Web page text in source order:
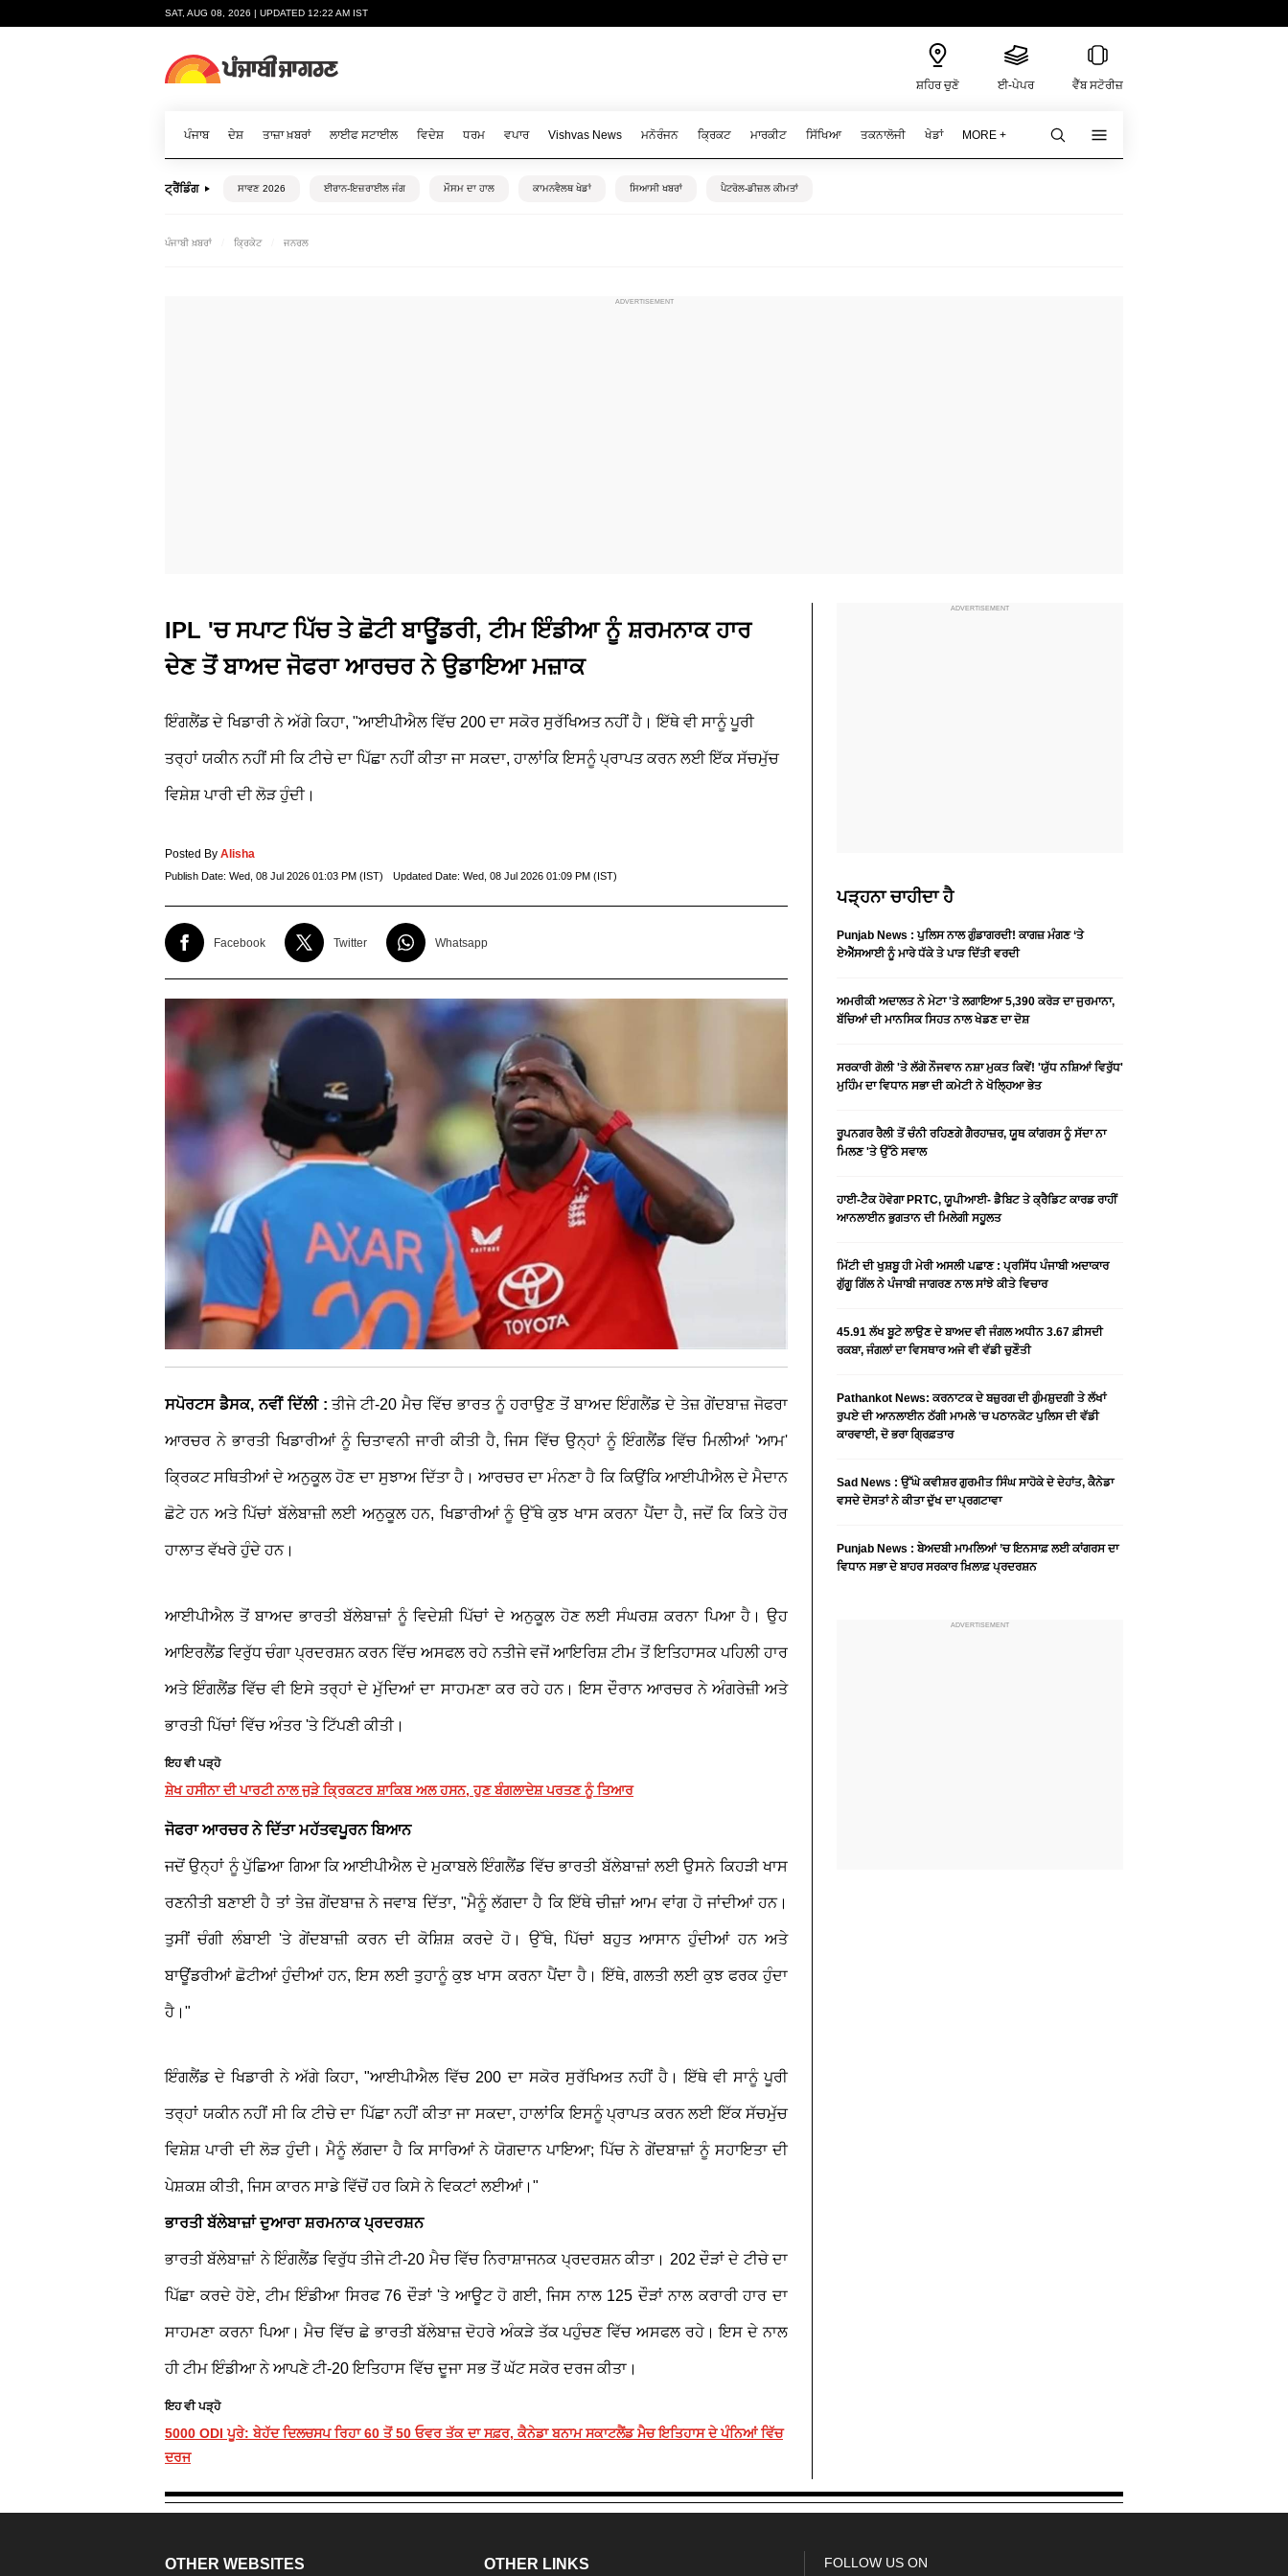
SAT, AUG 08, 2026 | UPDATED 12:22 AM IST
ਸ਼ਹਿਰ ਚੁਣੋ ਈ-ਪੇਪਰ ਵੈੱਬ ਸਟੋਰੀਜ਼
ਪੰਜਾਬ ਦੇਸ਼ ਤਾਜ਼ਾ ਖ਼ਬਰਾਂ ਲਾਈਫ ਸਟਾਈਲ ਵਿਦੇਸ਼ ਧਰਮ ਵਪਾਰ Vishvas News ਮਨੋਰੰਜਨ ਕ੍ਰਿਕਟ ਮਾਰਕੀਟ ਸਿੱਖਿਆ ਤਕਨਾਲੋਜੀ ਖੇਡਾਂ MORE +
ਟ੍ਰੈਂਡਿੰਗ ਸਾਵਣ 2026 ਈਰਾਨ-ਇਜ਼ਰਾਈਲ ਜੰਗ ਮੌਸਮ ਦਾ ਹਾਲ ਕਾਮਨਵੈਲਥ ਖੇਡਾਂ ਸਿਆਸੀ ਖਬਰਾਂ ਪੈਟਰੋਲ-ਡੀਜ਼ਲ ਕੀਮਤਾਂ
ਪੰਜਾਬੀ ਖ਼ਬਰਾਂ ਕ੍ਰਿਕੇਟ ਜਨਰਲ
IPL 'ਚ ਸਪਾਟ ਪਿੱਚ ਤੇ ਛੋਟੀ ਬਾਊਂਡਰੀ, ਟੀਮ ਇੰਡੀਆ ਨੂੰ ਸ਼ਰਮਨਾਕ ਹਾਰ
ਦੇਣ ਤੋਂ ਬਾਅਦ ਜੋਫਰਾ ਆਰਚਰ ਨੇ ਉਡਾਇਆ ਮਜ਼ਾਕ
ਇੰਗਲੈਂਡ ਦੇ ਖਿਡਾਰੀ ਨੇ ਅੱਗੇ ਕਿਹਾ, "ਆਈਪੀਐਲ ਵਿੱਚ 200 ਦਾ ਸਕੋਰ ਸੁਰੱਖਿਅਤ ਨਹੀਂ ਹੈ। ਇੱਥੇ ਵੀ ਸਾਨੂੰ ਪੂਰੀ
ਤਰ੍ਹਾਂ ਯਕੀਨ ਨਹੀਂ ਸੀ ਕਿ ਟੀਚੇ ਦਾ ਪਿੱਛਾ ਨਹੀਂ ਕੀਤਾ ਜਾ ਸਕਦਾ, ਹਾਲਾਂਕਿ ਇਸਨੂੰ ਪ੍ਰਾਪਤ ਕਰਨ ਲਈ ਇੱਕ ਸੱਚਮੁੱਚ
ਵਿਸ਼ੇਸ਼ ਪਾਰੀ ਦੀ ਲੋੜ ਹੁੰਦੀ।
Posted By Alisha
Publish Date: Wed, 08 Jul 2026 01:03 PM (IST) Updated Date: Wed, 08 Jul 2026 01:09 PM (IST)
Facebook Twitter Whatsapp
ਸਪੋਰਟਸ ਡੈਸਕ, ਨਵੀਂ ਦਿੱਲੀ :ਤੀਜੇ ਟੀ-20 ਮੈਚ ਵਿੱਚ ਭਾਰਤ ਨੂੰ ਹਰਾਉਣ ਤੋਂ ਬਾਅਦ ਇੰਗਲੈਂਡ ਦੇ ਤੇਜ਼ ਗੇਂਦਬਾਜ਼ ਜੋਫਰਾ
ਆਰਚਰ ਨੇ ਭਾਰਤੀ ਖਿਡਾਰੀਆਂ ਨੂੰ ਚਿਤਾਵਨੀ ਜਾਰੀ ਕੀਤੀ ਹੈ, ਜਿਸ ਵਿੱਚ ਉਨ੍ਹਾਂ ਨੂੰ ਇੰਗਲੈਂਡ ਵਿੱਚ ਮਿਲੀਆਂ 'ਆਮ'
ਕ੍ਰਿਕਟ ਸਥਿਤੀਆਂ ਦੇ ਅਨੁਕੂਲ ਹੋਣ ਦਾ ਸੁਝਾਅ ਦਿੱਤਾ ਹੈ। ਆਰਚਰ ਦਾ ਮੰਨਣਾ ਹੈ ਕਿ ਕਿਉਂਕਿ ਆਈਪੀਐਲ ਦੇ ਮੈਦਾਨ
ਛੋਟੇ ਹਨ ਅਤੇ ਪਿੱਚਾਂ ਬੱਲੇਬਾਜ਼ੀ ਲਈ ਅਨੁਕੂਲ ਹਨ, ਖਿਡਾਰੀਆਂ ਨੂੰ ਉੱਥੇ ਕੁਝ ਖਾਸ ਕਰਨਾ ਪੈਂਦਾ ਹੈ, ਜਦੋਂ ਕਿ ਕਿਤੇ ਹੋਰ
ਹਾਲਾਤ ਵੱਖਰੇ ਹੁੰਦੇ ਹਨ।
ਆਈਪੀਐਲ ਤੋਂ ਬਾਅਦ ਭਾਰਤੀ ਬੱਲੇਬਾਜ਼ਾਂ ਨੂੰ ਵਿਦੇਸ਼ੀ ਪਿੱਚਾਂ ਦੇ ਅਨੁਕੂਲ ਹੋਣ ਲਈ ਸੰਘਰਸ਼ ਕਰਨਾ ਪਿਆ ਹੈ। ਉਹ
ਆਇਰਲੈਂਡ ਵਿਰੁੱਧ ਚੰਗਾ ਪ੍ਰਦਰਸ਼ਨ ਕਰਨ ਵਿੱਚ ਅਸਫਲ ਰਹੇ ਨਤੀਜੇ ਵਜੋਂ ਆਇਰਿਸ਼ ਟੀਮ ਤੋਂ ਇਤਿਹਾਸਕ ਪਹਿਲੀ ਹਾਰ
ਅਤੇ ਇੰਗਲੈਂਡ ਵਿੱਚ ਵੀ ਇਸੇ ਤਰ੍ਹਾਂ ਦੇ ਮੁੱਦਿਆਂ ਦਾ ਸਾਹਮਣਾ ਕਰ ਰਹੇ ਹਨ। ਇਸ ਦੌਰਾਨ ਆਰਚਰ ਨੇ ਅੰਗਰੇਜ਼ੀ ਅਤੇ
ਭਾਰਤੀ ਪਿੱਚਾਂ ਵਿੱਚ ਅੰਤਰ 'ਤੇ ਟਿੱਪਣੀ ਕੀਤੀ।
ਇਹ ਵੀ ਪੜ੍ਹੋ
ਸ਼ੇਖ ਹਸੀਨਾ ਦੀ ਪਾਰਟੀ ਨਾਲ ਜੁੜੇ ਕ੍ਰਿਕਟਰ ਸ਼ਾਕਿਬ ਅਲ ਹਸਨ, ਹੁਣ ਬੰਗਲਾਦੇਸ਼ ਪਰਤਣ ਨੂੰ ਤਿਆਰ
ਜੋਫਰਾ ਆਰਚਰ ਨੇ ਦਿੱਤਾ ਮਹੱਤਵਪੂਰਨ ਬਿਆਨ
ਜਦੋਂ ਉਨ੍ਹਾਂ ਨੂੰ ਪੁੱਛਿਆ ਗਿਆ ਕਿ ਆਈਪੀਐਲ ਦੇ ਮੁਕਾਬਲੇ ਇੰਗਲੈਂਡ ਵਿੱਚ ਭਾਰਤੀ ਬੱਲੇਬਾਜ਼ਾਂ ਲਈ ਉਸਨੇ ਕਿਹੜੀ ਖਾਸ
ਰਣਨੀਤੀ ਬਣਾਈ ਹੈ ਤਾਂ ਤੇਜ਼ ਗੇਂਦਬਾਜ਼ ਨੇ ਜਵਾਬ ਦਿੱਤਾ, "ਮੈਨੂੰ ਲੱਗਦਾ ਹੈ ਕਿ ਇੱਥੇ ਚੀਜ਼ਾਂ ਆਮ ਵਾਂਗ ਹੋ ਜਾਂਦੀਆਂ ਹਨ।
ਤੁਸੀਂ ਚੰਗੀ ਲੰਬਾਈ 'ਤੇ ਗੇਂਦਬਾਜ਼ੀ ਕਰਨ ਦੀ ਕੋਸ਼ਿਸ਼ ਕਰਦੇ ਹੋ। ਉੱਥੇ, ਪਿੱਚਾਂ ਬਹੁਤ ਆਸਾਨ ਹੁੰਦੀਆਂ ਹਨ ਅਤੇ
ਬਾਊਂਡਰੀਆਂ ਛੋਟੀਆਂ ਹੁੰਦੀਆਂ ਹਨ, ਇਸ ਲਈ ਤੁਹਾਨੂੰ ਕੁਝ ਖਾਸ ਕਰਨਾ ਪੈਂਦਾ ਹੈ। ਇੱਥੇ, ਗਲਤੀ ਲਈ ਕੁਝ ਫਰਕ ਹੁੰਦਾ
ਹੈ।"
ਇੰਗਲੈਂਡ ਦੇ ਖਿਡਾਰੀ ਨੇ ਅੱਗੇ ਕਿਹਾ, "ਆਈਪੀਐਲ ਵਿੱਚ 200 ਦਾ ਸਕੋਰ ਸੁਰੱਖਿਅਤ ਨਹੀਂ ਹੈ। ਇੱਥੇ ਵੀ ਸਾਨੂੰ ਪੂਰੀ
ਤਰ੍ਹਾਂ ਯਕੀਨ ਨਹੀਂ ਸੀ ਕਿ ਟੀਚੇ ਦਾ ਪਿੱਛਾ ਨਹੀਂ ਕੀਤਾ ਜਾ ਸਕਦਾ, ਹਾਲਾਂਕਿ ਇਸਨੂੰ ਪ੍ਰਾਪਤ ਕਰਨ ਲਈ ਇੱਕ ਸੱਚਮੁੱਚ
ਵਿਸ਼ੇਸ਼ ਪਾਰੀ ਦੀ ਲੋੜ ਹੁੰਦੀ। ਮੈਨੂੰ ਲੱਗਦਾ ਹੈ ਕਿ ਸਾਰਿਆਂ ਨੇ ਯੋਗਦਾਨ ਪਾਇਆ; ਪਿੱਚ ਨੇ ਗੇਂਦਬਾਜ਼ਾਂ ਨੂੰ ਸਹਾਇਤਾ ਦੀ
ਪੇਸ਼ਕਸ਼ ਕੀਤੀ, ਜਿਸ ਕਾਰਨ ਸਾਡੇ ਵਿੱਚੋਂ ਹਰ ਕਿਸੇ ਨੇ ਵਿਕਟਾਂ ਲਈਆਂ।"
ਭਾਰਤੀ ਬੱਲੇਬਾਜ਼ਾਂ ਦੁਆਰਾ ਸ਼ਰਮਨਾਕ ਪ੍ਰਦਰਸ਼ਨ
ਭਾਰਤੀ ਬੱਲੇਬਾਜ਼ਾਂ ਨੇ ਇੰਗਲੈਂਡ ਵਿਰੁੱਧ ਤੀਜੇ ਟੀ-20 ਮੈਚ ਵਿੱਚ ਨਿਰਾਸ਼ਾਜਨਕ ਪ੍ਰਦਰਸ਼ਨ ਕੀਤਾ। 202 ਦੌੜਾਂ ਦੇ ਟੀਚੇ ਦਾ
ਪਿੱਛਾ ਕਰਦੇ ਹੋਏ, ਟੀਮ ਇੰਡੀਆ ਸਿਰਫ 76 ਦੌੜਾਂ 'ਤੇ ਆਊਟ ਹੋ ਗਈ, ਜਿਸ ਨਾਲ 125 ਦੌੜਾਂ ਨਾਲ ਕਰਾਰੀ ਹਾਰ ਦਾ
ਸਾਹਮਣਾ ਕਰਨਾ ਪਿਆ। ਮੈਚ ਵਿੱਚ ਛੇ ਭਾਰਤੀ ਬੱਲੇਬਾਜ਼ ਦੋਹਰੇ ਅੰਕੜੇ ਤੱਕ ਪਹੁੰਚਣ ਵਿੱਚ ਅਸਫਲ ਰਹੇ। ਇਸ ਦੇ ਨਾਲ
ਹੀ ਟੀਮ ਇੰਡੀਆ ਨੇ ਆਪਣੇ ਟੀ-20 ਇਤਿਹਾਸ ਵਿੱਚ ਦੂਜਾ ਸਭ ਤੋਂ ਘੱਟ ਸਕੋਰ ਦਰਜ ਕੀਤਾ।
ਇਹ ਵੀ ਪੜ੍ਹੋ
5000 ODI ਪੂਰੇ: ਬੇਹੱਦ ਦਿਲਚਸਪ ਰਿਹਾ 60 ਤੋਂ 50 ਓਵਰ ਤੱਕ ਦਾ ਸਫ਼ਰ, ਕੈਨੇਡਾ ਬਨਾਮ ਸਕਾਟਲੈਂਡ ਮੈਚ ਇਤਿਹਾਸ ਦੇ ਪੰਨਿਆਂ ਵਿੱਚ
ਦਰਜ
ਪੜ੍ਹਨਾ ਚਾਹੀਦਾ ਹੈ
Punjab News : ਪੁਲਿਸ ਨਾਲ ਗੁੰਡਾਗਰਦੀ! ਕਾਗਜ਼ ਮੰਗਣ ‘ਤੇ
ਏਐੱਸਆਈ ਨੂੰ ਮਾਰੇ ਧੱਕੇ ਤੇ ਪਾੜ ਦਿੱਤੀ ਵਰਦੀ
ਅਮਰੀਕੀ ਅਦਾਲਤ ਨੇ ਮੇਟਾ 'ਤੇ ਲਗਾਇਆ 5,390 ਕਰੋੜ ਦਾ ਜੁਰਮਾਨਾ,
ਬੱਚਿਆਂ ਦੀ ਮਾਨਸਿਕ ਸਿਹਤ ਨਾਲ ਖੇਡਣ ਦਾ ਦੋਸ਼
ਸਰਕਾਰੀ ਗੋਲੀ 'ਤੇ ਲੱਗੇ ਨੌਜਵਾਨ ਨਸ਼ਾ ਮੁਕਤ ਕਿਵੇਂ! 'ਯੁੱਧ ਨਸ਼ਿਆਂ ਵਿਰੁੱਧ'
ਮੁਹਿੰਮ ਦਾ ਵਿਧਾਨ ਸਭਾ ਦੀ ਕਮੇਟੀ ਨੇ ਖੋਲ੍ਹਿਆ ਭੇਤ
ਰੂਪਨਗਰ ਰੈਲੀ ਤੋਂ ਚੰਨੀ ਰਹਿਣਗੇ ਗੈਰਹਾਜ਼ਰ, ਯੂਥ ਕਾਂਗਰਸ ਨੂੰ ਸੱਦਾ ਨਾ
ਮਿਲਣ 'ਤੇ ਉੱਠੇ ਸਵਾਲ
ਹਾਈ-ਟੈਕ ਹੋਵੇਗਾ PRTC, ਯੂਪੀਆਈ- ਡੈਬਿਟ ਤੇ ਕ੍ਰੈਡਿਟ ਕਾਰਡ ਰਾਹੀਂ
ਆਨਲਾਈਨ ਭੁਗਤਾਨ ਦੀ ਮਿਲੇਗੀ ਸਹੂਲਤ
ਮਿੱਟੀ ਦੀ ਖੁਸ਼ਬੂ ਹੀ ਮੇਰੀ ਅਸਲੀ ਪਛਾਣ : ਪ੍ਰਸਿੱਧ ਪੰਜਾਬੀ ਅਦਾਕਾਰ
ਗੁੱਗੂ ਗਿੱਲ ਨੇ ਪੰਜਾਬੀ ਜਾਗਰਣ ਨਾਲ ਸਾਂਝੇ ਕੀਤੇ ਵਿਚਾਰ
45.91 ਲੱਖ ਬੂਟੇ ਲਾਉਣ ਦੇ ਬਾਅਦ ਵੀ ਜੰਗਲ ਅਧੀਨ 3.67 ਫ਼ੀਸਦੀ
ਰਕਬਾ, ਜੰਗਲਾਂ ਦਾ ਵਿਸਥਾਰ ਅਜੇ ਵੀ ਵੱਡੀ ਚੁਣੌਤੀ
Pathankot News: ਕਰਨਾਟਕ ਦੇ ਬਜ਼ੁਰਗ ਦੀ ਗੁੰਮਸ਼ੁਦਗੀ ਤੇ ਲੱਖਾਂ
ਰੁਪਏ ਦੀ ਆਨਲਾਈਨ ਠੱਗੀ ਮਾਮਲੇ 'ਚ ਪਠਾਨਕੋਟ ਪੁਲਿਸ ਦੀ ਵੱਡੀ
ਕਾਰਵਾਈ, ਦੋ ਭਰਾ ਗ੍ਰਿਫ਼ਤਾਰ
Sad News : ਉੱਘੇ ਕਵੀਸ਼ਰ ਗੁਰਮੀਤ ਸਿੰਘ ਸਾਹੋਕੇ ਦੇ ਦੇਹਾਂਤ, ਕੈਨੇਡਾ
ਵਸਦੇ ਦੋਸਤਾਂ ਨੇ ਕੀਤਾ ਦੁੱਖ ਦਾ ਪ੍ਰਗਟਾਵਾ
Punjab News : ਬੇਅਦਬੀ ਮਾਮਲਿਆਂ ’ਚ ਇਨਸਾਫ਼ ਲਈ ਕਾਂਗਰਸ ਦਾ
ਵਿਧਾਨ ਸਭਾ ਦੇ ਬਾਹਰ ਸਰਕਾਰ ਖ਼ਿਲਾਫ਼ ਪ੍ਰਦਰਸ਼ਨ
OTHER WEBSITES OTHER LINKS FOLLOW US ON